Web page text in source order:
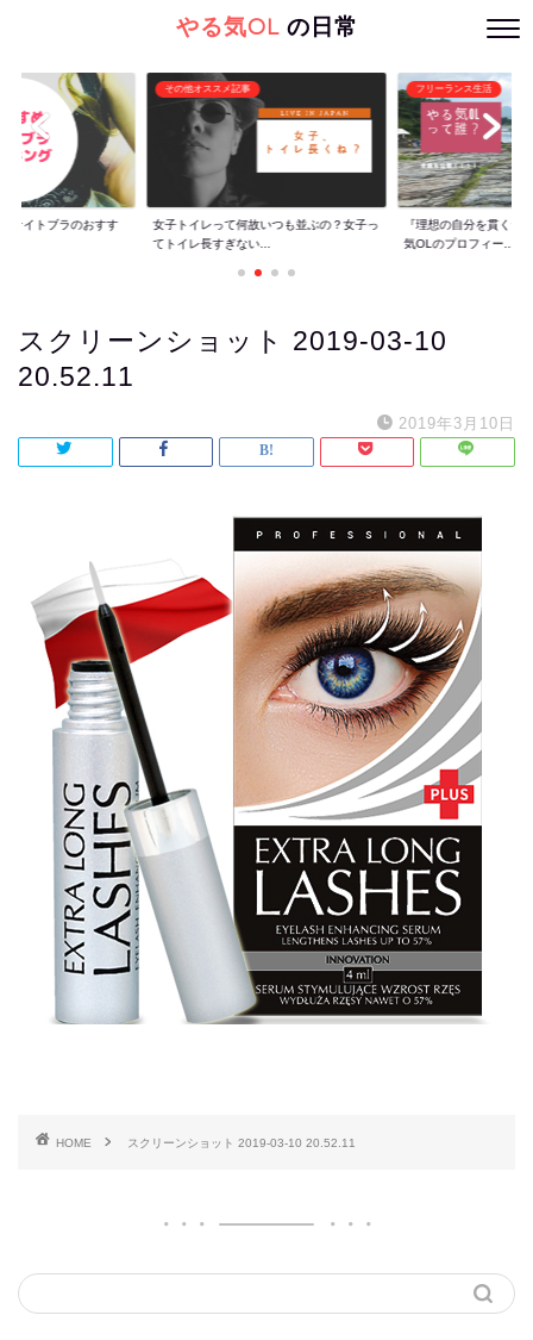
やる気OLの日常
ナイトブラのおすす
その他オススメ記事
女子トイレって何故いつも並ぶの？女子っ
てトイレ長すぎない...
フリーランス生活
『理想の自分を貫くた
気OLのプロフィー...
スクリーンショット 2019-03-10
20.52.11
2019年3月10日
HOME スクリーンショット 2019-03-10 20.52.11